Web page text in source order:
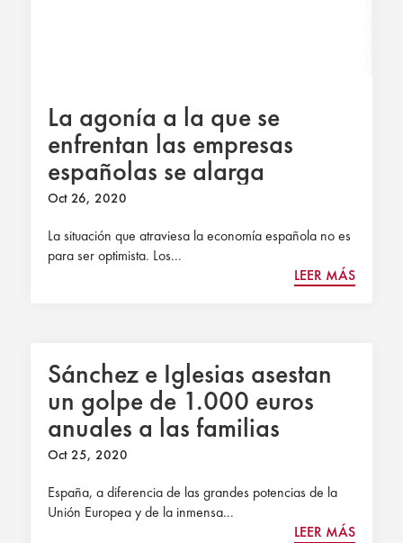
La agonía a la que se
enfrentan las empresas
españolas se alarga
Oct 26, 2020
La situación que atraviesa la economía española no es
para ser optimista. Los...
LEER MÁS
Sánchez e Iglesias asestan
un golpe de 1.000 euros
anuales a las familias
españolas
Oct 25, 2020
España, a diferencia de las grandes potencias de la
Unión Europea y de la inmensa...
LEER MÁS